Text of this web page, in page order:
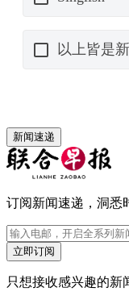
新闻速递
订阅新闻速递，洞悉
立即订阅
只想接收感兴趣的新